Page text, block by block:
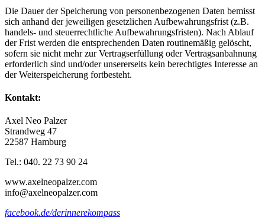
Die Dauer der Speicherung von personenbezogenen Daten bemisst
sich anhand der jeweiligen gesetzlichen Aufbewahrungsfrist (z.B.
handels- und steuerrechtliche Aufbewahrungsfristen). Nach Ablauf
der Frist werden die entsprechenden Daten routinemäßig gelöscht,
sofern sie nicht mehr zur Vertragserfüllung oder Vertragsanbahnung
erforderlich sind und/oder unsererseits kein berechtigtes Interesse an
der Weiterspeicherung fortbesteht.
Kontakt:
Axel Neo Palzer
Strandweg 47
22587 Hamburg
Tel.: 040. 22 73 90 24
www.axelneopalzer.com
info@axelneopalzer.com
facebook.de/derinnerekompass